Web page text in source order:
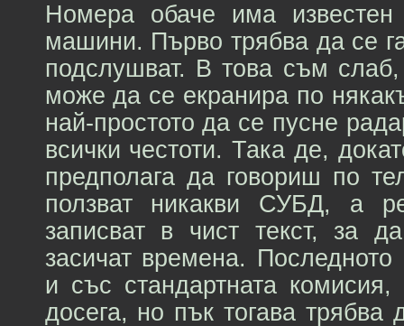
Номера обаче има
машини. Първо трябва да се
подслушват. В това съм
може да се екранира по
най-простото да се пусне
всички честоти. Така де,
предполага да говориш по
ползват никакви СУБД, а
записват в чист текст, за
засичат времена.
и със стандартната
досега, но пък тогава